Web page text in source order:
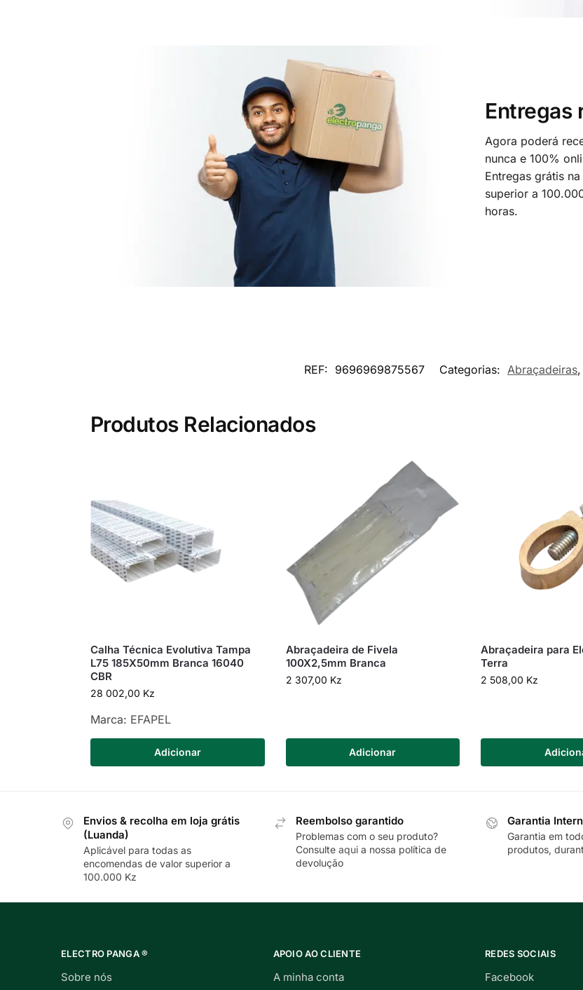
Entregas
Agora poderá
nunca e 100%
Entregas grátis
superior a
horas.
REF: 9696969875567 Categorias: Abraçadeiras,
Produtos Relacionados
Calha Técnica Evolutiva Tampa
L75 185X50mm Branca 16040
CBR
28 002,00 Kz
Marca: EFAPEL
Adicionar
Abraçadeira de Fivela
100X2,5mm Branca
2 307,00 Kz
Adicionar
Abraçadeira para
Terra
2 508,00 Kz
Envios & recolha em loja grátis
(Luanda)
Aplicável para todas as
encomendas de valor superior a
100.000 Kz
Reembolso garantido
Problemas com o seu produto?
Consulte aquia nossa política de
devolução
Garantia
Garantia em
produtos,
ELECTRO PANGA ®
Sobre nós
APOIO AO CLIENTE
A minha conta
REDES SOCIAIS
Facebook